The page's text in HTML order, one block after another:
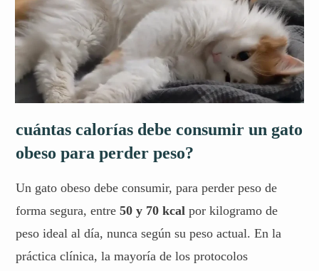
cuántas calorías debe consumir un gato
obeso para perder peso?
Un gato obeso debe consumir, para perder peso de
forma segura, entre 50 y 70 kcal por kilogramo de
peso ideal al día, nunca según su peso actual. En la
práctica clínica, la mayoría de los protocolos